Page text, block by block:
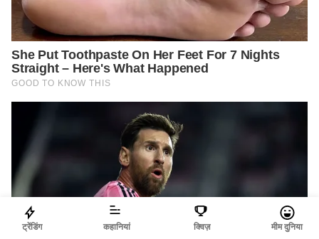
ट्रेंडिंग कहानियां क्विज़ मीम दुनिया